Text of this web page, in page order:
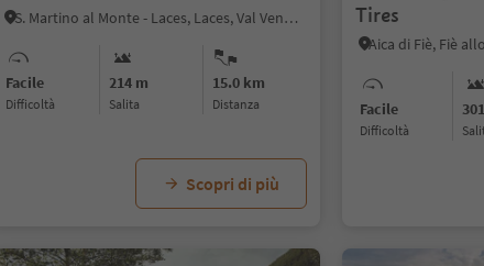
S. Martino al Monte - Laces, Laces, Val Venosta
Facile
Difficoltà
214 m
Salita
15.0 km
distanza
Scopri di più
Tires
Facile
Difficoltà